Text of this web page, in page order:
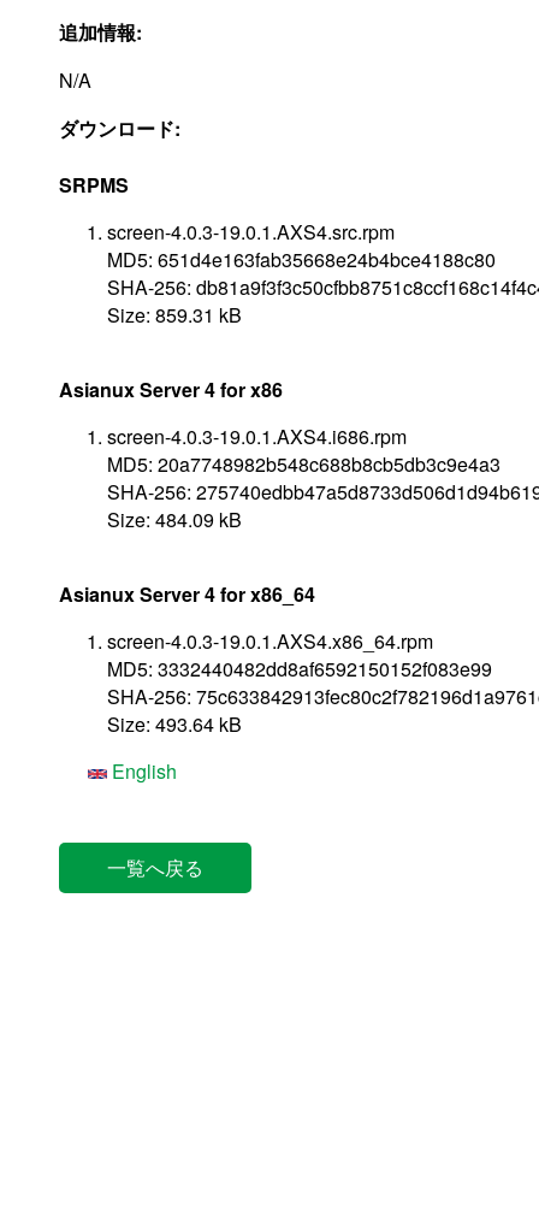
追加情報:
N/A
ダウンロード:
SRPMS
screen-4.0.3-19.0.1.AXS4.src.rpm
MD5: 651d4e163fab35668e24b4bce4188c80
SHA-256:
Size: 859.31 kB
Asianux Server 4 for x86
screen-4.0.3-19.0.1.AXS4.i686.rpm
MD5: 20a7748982b548c688b8cb5db3c9e4a3
SHA-256:
Size: 484.09 kB
Asianux Server 4 for x86_64
screen-4.0.3-19.0.1.AXS4.x86_64.rpm
MD5: 3332440482dd8af6592150152f083e99
SHA-256:
Size: 493.64 kB
English
一覧へ戻る